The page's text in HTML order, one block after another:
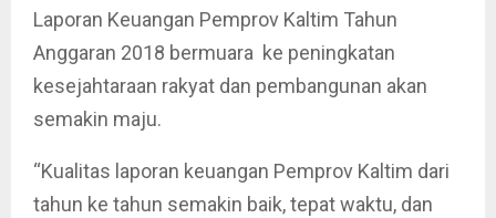
Laporan Keuangan Pemprov Kaltim Tahun
Anggaran 2018 bermuara ke peningkatan
kesejahtaraan rakyat dan pembangunan akan
semakin maju.
“Kualitas laporan keuangan Pemprov Kaltim dari
tahun ke tahun semakin baik, tepat waktu, dan